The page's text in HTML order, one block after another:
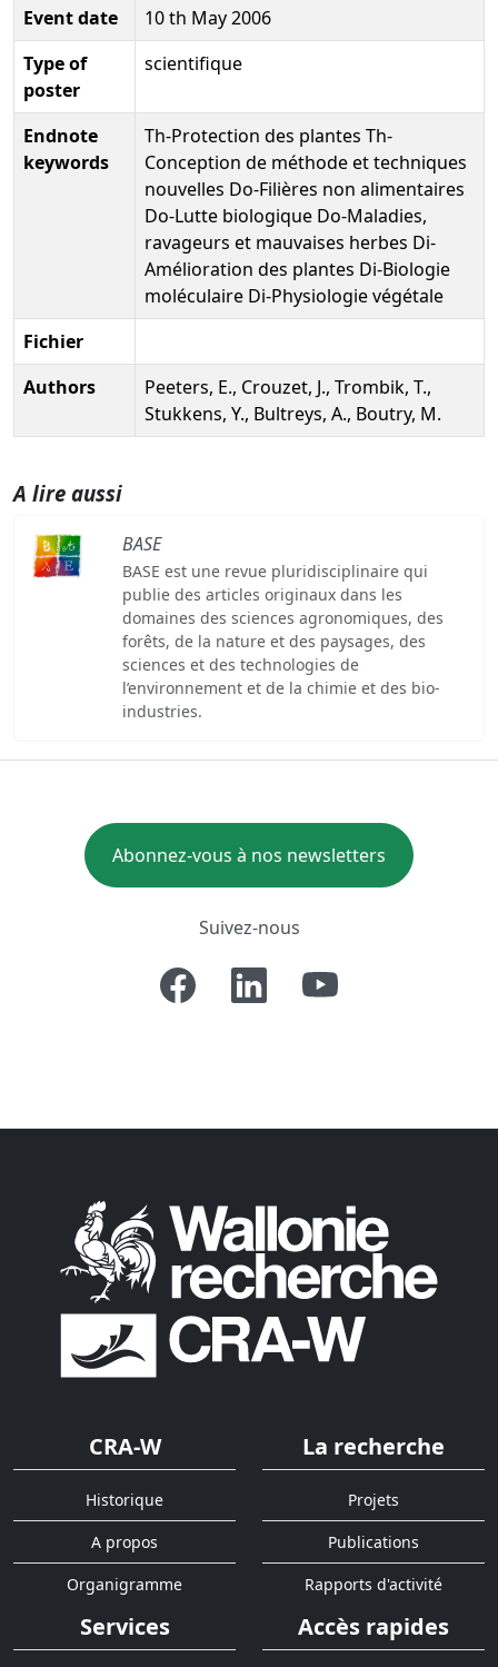
Event date
10 th May 2006
Type of
poster
scientifique
Endnote
keywords
Th-Protection des plantes Th-
Conception de méthode et techniques
nouvelles Do-Filières non alimentaires
Do-Lutte biologique Do-Maladies,
ravageurs et mauvaises herbes Di-
Amélioration des plantes Di-Biologie
moléculaire Di-Physiologie végétale
Fichier
Authors
Peeters, E., Crouzet, J., Trombik, T.,
Stukkens, Y., Bultreys, A., Boutry, M.
A lire aussi
BASE
BASE est une revue pluridisciplinaire qui
publie des articles originaux dans les
domaines des sciences agronomiques, des
forêts, de la nature et des paysages, des
sciences et des technologies de
l’environnement et de la chimie et des bio-
industries.
Abonnez-vous à nos newsletters
Suivez-nous
CRA-W
Historique
A propos
Organigramme
La recherche
Projets
Publications
Rapports d'activité
Services Accès rapides